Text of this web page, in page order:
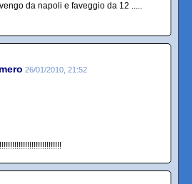
da napoli e faveggio da 12 .....
26/01/2010, 21:52